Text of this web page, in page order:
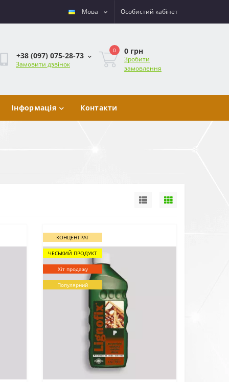
Мова Особистий кабінет
+38 (097) 075-28-73
Замовити дзвінок
0 0 грн
Зробити
замовлення
Інформація Контакти
КОНЦЕНТРАТ
ЧЕСЬКИЙ ПРОДУКТ
Хіт продажу
Популярний